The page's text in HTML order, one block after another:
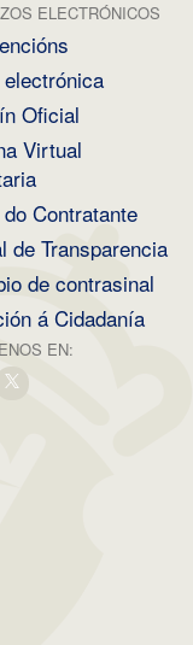
ELECTRÓNICOS
electrónica
Oficial
Virtual
Contratante
de Transparencia
de contrasinal
á Cidadanía
EN: